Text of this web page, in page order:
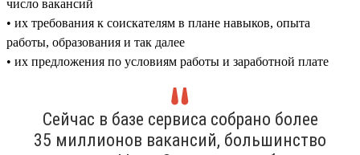
число вакансий
• их требования к соискателям в плане навыков, опыта
работы, образования и так далее
• их предложения по условиям работы и заработной плате
Сейчас в базе сервиса собрано более
35 миллионов вакансий, большинство